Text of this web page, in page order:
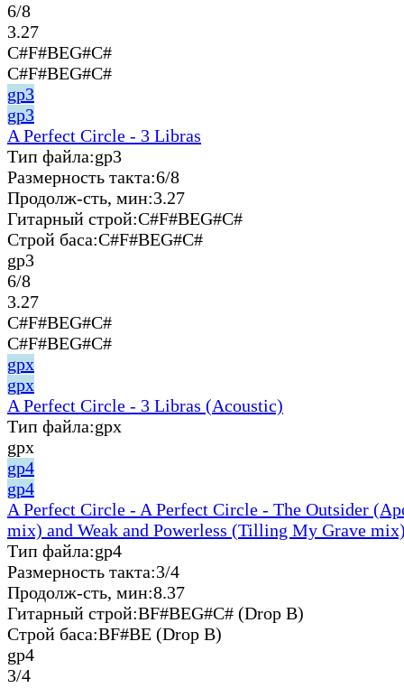
6/8
3.27
C#F#BEG#C#
C#F#BEG#C#
gp3
gp3
A Perfect Circle - 3 Libras
Тип файла:gp3
Размерность такта:6/8
Продолж-сть, мин:3.27
Гитарный строй:C#F#BEG#C#
Строй баса:C#F#BEG#C#
gp3
6/8
3.27
C#F#BEG#C#
C#F#BEG#C#
gpx
gpx
A Perfect Circle - 3 Libras (Acoustic)
Тип файла:gpx
gpx
gp4
gp4
A Perfect Circle - A Perfect Circle - The Outsider
mix) and Weak and Powerless (Tilling My Grave
Тип файла:gp4
Размерность такта:3/4
Продолж-сть, мин:8.37
Гитарный строй:BF#BEG#C# (Drop B)
Строй баса:BF#BE (Drop B)
gp4
3/4